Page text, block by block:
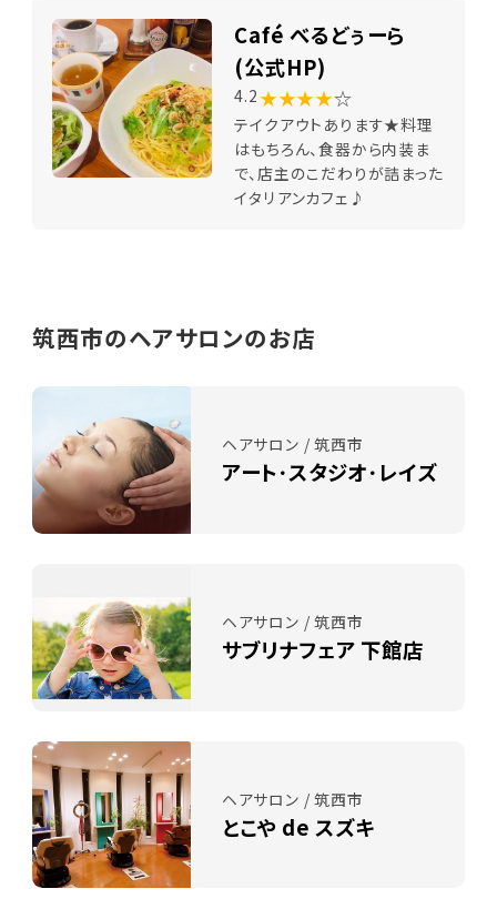
Café べるどぅーら
(公式HP)
4.2 ★★★★☆
テイクアウトあります★料理
はもちろん、食器から内装ま
で、店主のこだわりが詰まった
イタリアンカフェ♪
筑西市のヘアサロンのお店
ヘアサロン / 筑西市
アート･スタジオ･レイズ
ヘアサロン / 筑西市
サブリナフェア 下館店
ヘアサロン / 筑西市
とこや de スズキ